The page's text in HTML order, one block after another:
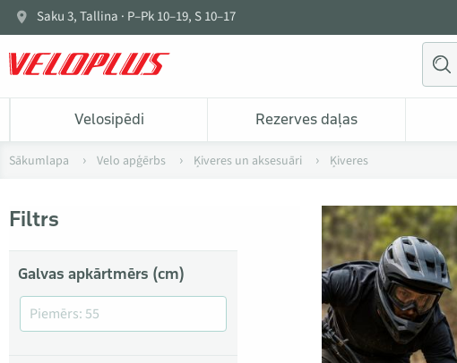
Saku 3, Tallina · P–Pk 10–19, S 10–17
Velosipēdi Rezerves daļas
Sākumlapa Velo apģērbs Ķiveres un aksesuāri Ķiveres
Filtrs
Galvas apkārtmērs (cm)